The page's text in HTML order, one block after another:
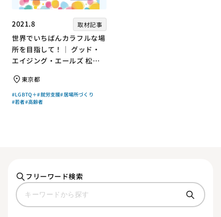
2021.8 取材記事
世界でいちばんカラフルな場
所を目指して！｜ グッド・
エイジング・エールズ 松中
慶子さん【聞き手】
東京都
#LGBTQ＋#就労支援#居場所づくり
#若者#高齢者
フリーワード検索